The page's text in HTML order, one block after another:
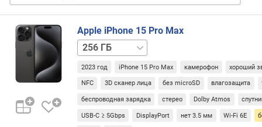
щ
и
т
а
э
н
а
Apple iPhone 15 Pro Max
512 ГБ1 ТБ
2023 год iPhone 15 Pro Max камерофон хороший
NFC 3D сканер лица без microSD влагозащита
беспроводная зарядка стерео Dolby Atmos
USB-C ≥ 5Gbps DisplayPort нет 3.5 мм Wi-Fi 6E